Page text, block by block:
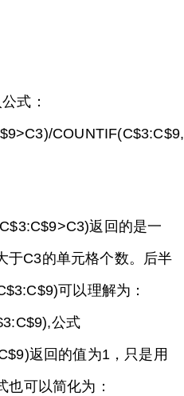
式：
返回的是一
于C3的单元格个数。后半
可以理解为：
公式
返回的值为1，只是用
也可以简化为：